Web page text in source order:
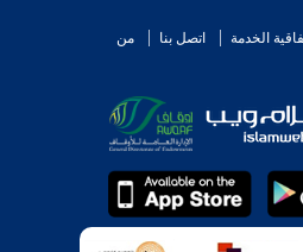
الخدمة اتصل بنا
من